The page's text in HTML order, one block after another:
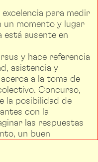
para medir
un momento y lugar
está ausente en
y hace referencia
asistencia y
a la toma de
Concurso,
la posibilidad de
con la
las respuestas
un buen
y
en todo juego,